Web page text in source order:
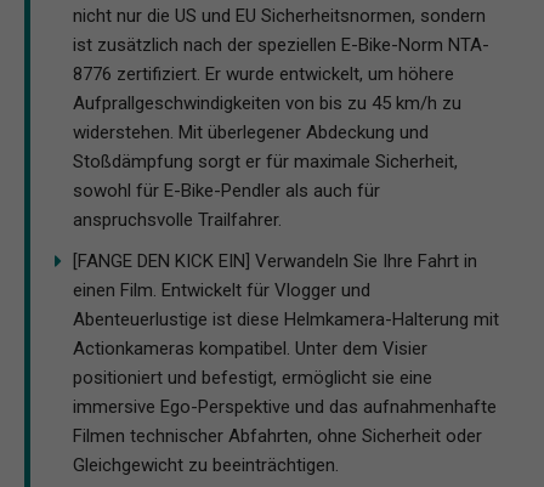
nicht nur die US und EU Sicherheitsnormen, sondern
ist zusätzlich nach der speziellen E-Bike-Norm NTA-
8776 zertifiziert. Er wurde entwickelt, um höhere
Aufprallgeschwindigkeiten von bis zu 45 km/h zu
widerstehen. Mit überlegener Abdeckung und
Stoßdämpfung sorgt er für maximale Sicherheit,
sowohl für E-Bike-Pendler als auch für
anspruchsvolle Trailfahrer.
[FANGE DEN KICK EIN] Verwandeln Sie Ihre Fahrt in
einen Film. Entwickelt für Vlogger und
Abenteuerlustige ist diese Helmkamera-Halterung mit
Actionkameras kompatibel. Unter dem Visier
positioniert und befestigt, ermöglicht sie eine
immersive Ego-Perspektive und das aufnahmenhafte
Filmen technischer Abfahrten, ohne Sicherheit oder
Gleichgewicht zu beeinträchtigen.